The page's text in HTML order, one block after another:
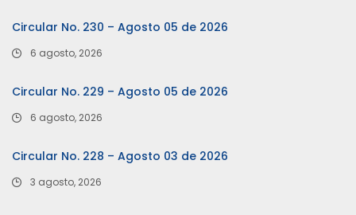
Circular No. 230 – Agosto 05 de 2026
6 agosto, 2026
Circular No. 229 – Agosto 05 de 2026
6 agosto, 2026
Circular No. 228 – Agosto 03 de 2026
3 agosto, 2026